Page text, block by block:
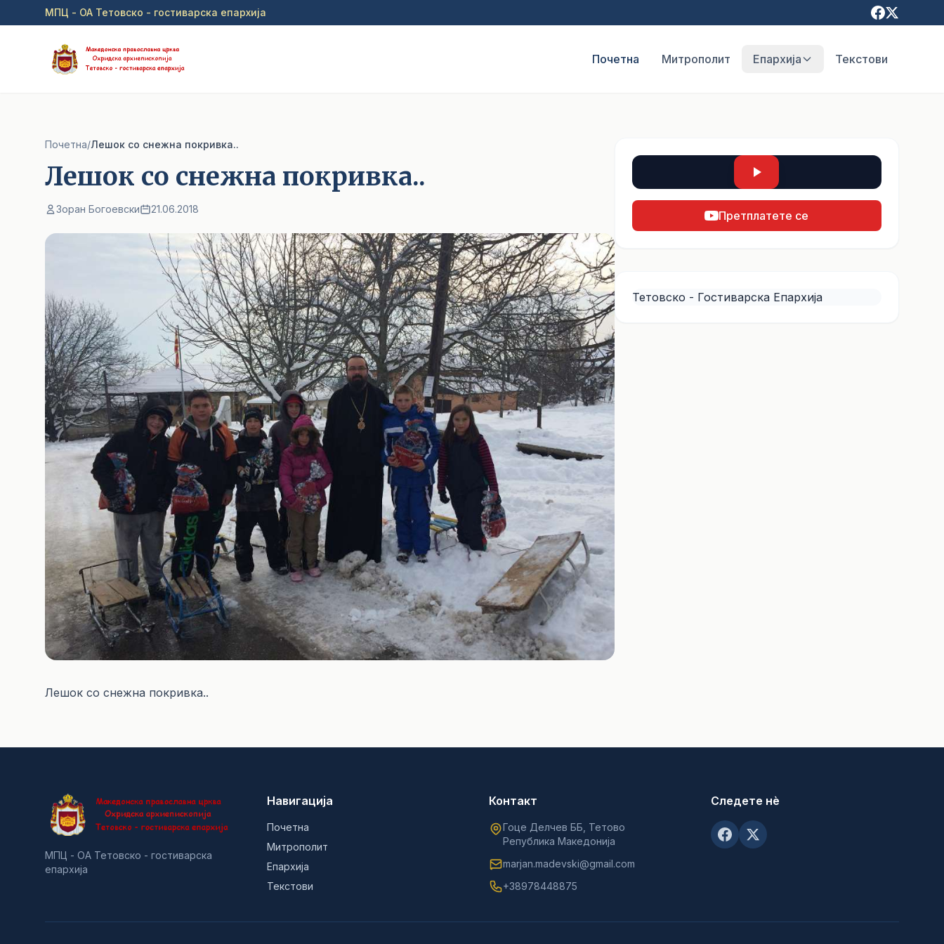
Прејди на главна содржина
МПЦ - ОА Тетовско - гостиварска епархија
Почетна Митрополит Епархија Текстови
Почетна/Лешок со снежна покривка..
Лешок со снежна покривка..
Зоран Богоевски 21.06.2018
Лешок со снежна покривка..
Претплатете се
Тетовско - Гостиварска Епархија
МПЦ - ОА Тетовско - гостиварска
епархија
Навигација
Почетна
Митрополит
Епархија
Текстови
Контакт
Гоце Делчев ББ, Тетово
Република Македонија
marjan.madevski@gmail.com
+38978448875
Следете нè